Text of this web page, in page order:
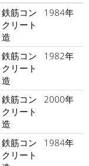
鉄筋コン
クリート
造
1984年
鉄筋コン
クリート
造
1982年
鉄筋コン
クリート
造
2000年
鉄筋コン
クリート
1984年